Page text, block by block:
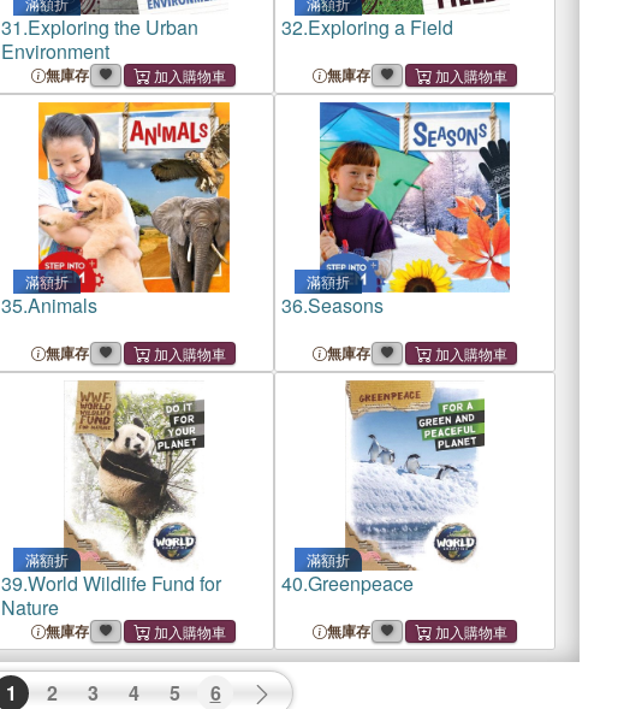
31.Exploring the Urban
Environment
無庫存
32.Exploring a Field
無庫存
滿額折
35.Animals
無庫存
滿額折
36.Seasons
無庫存
滿額折
39.World Wildlife Fund for
Nature
無庫存
滿額折
40.Greenpeace
無庫存
1 2 3 4 5 6